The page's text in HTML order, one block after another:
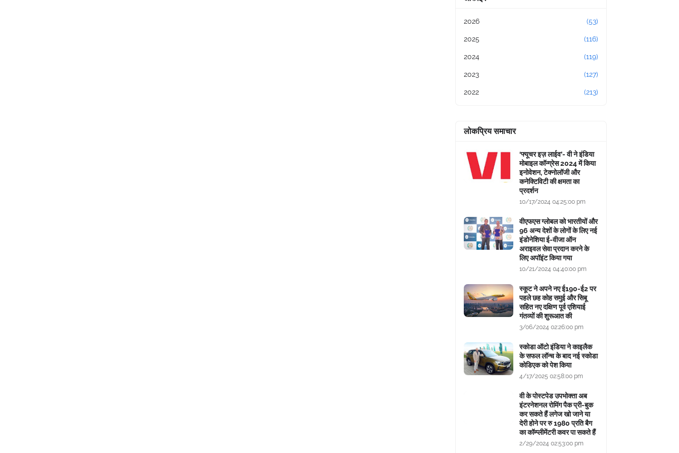
2026 (53)
2025 (116)
2024 (119)
2023 (127)
2022 (213)
लोकप्रिय समाचार
‘फ्यूचर इज़ लाईव’- वी ने इंडिया
मोबाइल कॉन्ग्रेस 2024 में किया
इनोवेशन, टेक्नोलॉजी और
कनेक्टिविटी की क्षमता का
प्रदर्शन
10/17/2024 04:25:00 pm
वीएफएस ग्लोबल को भारतीयों और
96 अन्य देशों के लोगों के लिए नई
इंडोनेशिया ई-वीजा ऑन
अराइवल सेवा प्रदान करने के
लिए अपॉइंट किया गया
10/21/2024 04:40:00 pm
स्कूट ने अपने नए ई190-ई2 पर
पहले छह कोह समुई और सिबू
सहित नए दक्षिण पूर्व एशियाई
गंतव्यों की शुरूआत की
3/06/2024 02:26:00 pm
स्कोडा ऑटो इंडिया ने काइलैक
के सफल लॉन्च के बाद नई स्कोडा
कोडिएक को पेश किया
4/17/2025 02:58:00 pm
वी के पोस्टपेड उपभोक्ता अब
इंटरनेशनल रोमिंग पैक प्री-बुक
कर सकते हैं लगेज खो जाने या
देरी होने पर रु 1980 प्रति बैग
का कॉम्प्लीमेंटरी कवर पा सकते हैं
2/29/2024 02:53:00 pm